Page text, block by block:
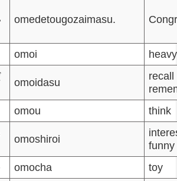
omedetougozaimasu.
omoi
heavy
omoidasu
recall
omou
think
omoshiroi
funny
omocha
toy